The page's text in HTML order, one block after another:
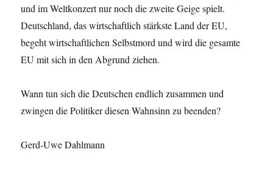
und im Weltkonzert nur noch die zweite Geige spielt.
Deutschland, das wirtschaftlich stärkste Land der EU,
begeht wirtschaftlichen Selbstmord und wird die gesamte
EU mit sich in den Abgrund ziehen.
Wann tun sich die Deutschen endlich zusammen und
zwingen die Politiker diesen Wahnsinn zu beenden?
Gerd-Uwe Dahlmann